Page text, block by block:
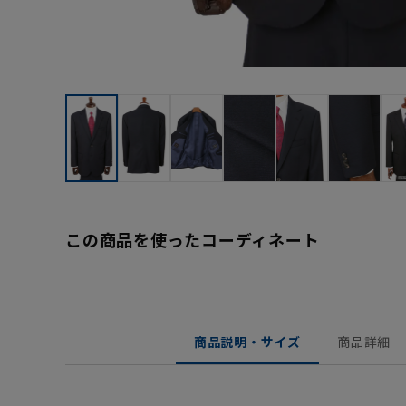
この商品を使ったコーディネート
商品説明・サイズ 商品詳細